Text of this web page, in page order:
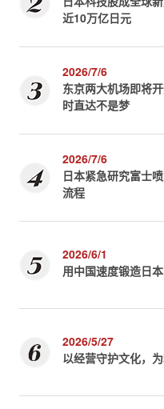
近10万亿日元
2026/7/6
东京两大机场即将
时直达不是梦
2026/7/6
日本紧急研究富士
流程
2026/6/1
用中国速度锻造日
2026/5/27
以经营守护文化，